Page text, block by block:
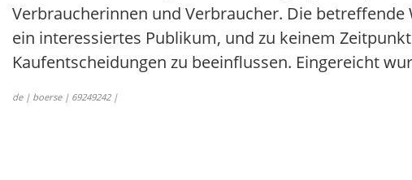
Verbraucherinnen und Verbraucher. Die
ein interessiertes Publikum, und zu keinem
Kaufentscheidungen zu beeinflussen. Eingereicht
de | boerse | 69249242 |